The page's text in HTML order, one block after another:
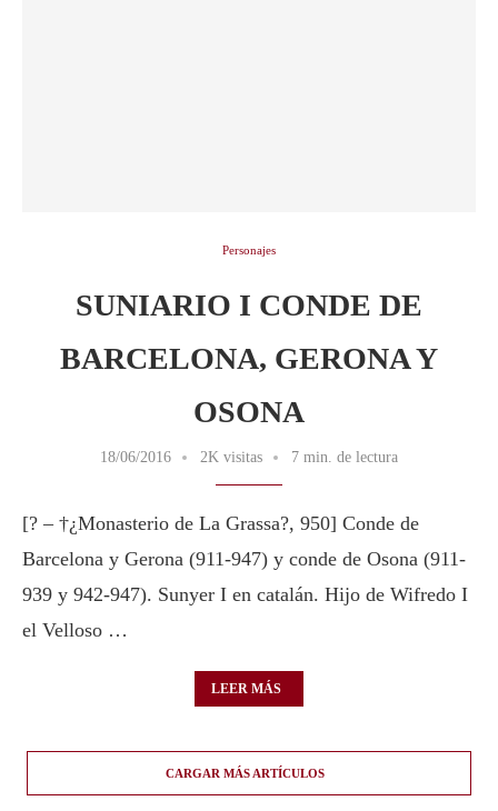
Personajes
SUNIARIO I CONDE DE
BARCELONA, GERONA Y
OSONA
18/06/2016 2K visitas 7 min. de lectura
[? – †¿Monasterio de La Grassa?, 950] Conde de
Barcelona y Gerona (911-947) y conde de Osona (911-
939 y 942-947). Sunyer I en catalán. Hijo de Wifredo I
el Velloso …
LEER MÁS
CARGAR MÁS ARTÍCULOS